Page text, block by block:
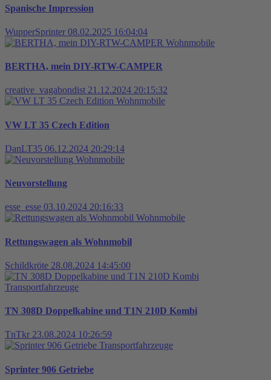
Spanische Impression
WupperSprinter 08.02.2025 16:04:04
Wohnmobile
BERTHA, mein DIY-RTW-CAMPER
creative_vagabondist 21.12.2024 20:15:32
Wohnmobile
VW LT 35 Czech Edition
DanLT35 06.12.2024 20:29:14
Wohnmobile
Neuvorstellung
esse_esse 03.10.2024 20:16:33
Wohnmobile
Rettungswagen als Wohnmobil
Schildkröte 28.08.2024 14:45:00
Transportfahrzeuge
TN 308D Doppelkabine und T1N 210D Kombi
TnTkr 23.08.2024 10:26:59
Transportfahrzeuge
Sprinter 906 Getriebe